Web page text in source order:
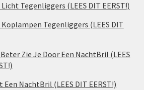
Licht Tegenliggers (LEES DIT EERST!)
Koplampen Tegenliggers (LEES DIT
Zie Je Door Een NachtBril (LEES
Een NachtBril (LEES DIT EERST!)